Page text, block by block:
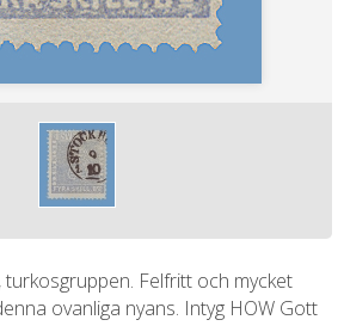
turkosgruppen. Felfritt och mycket
ovanliga nyans. Intyg HOW Gott